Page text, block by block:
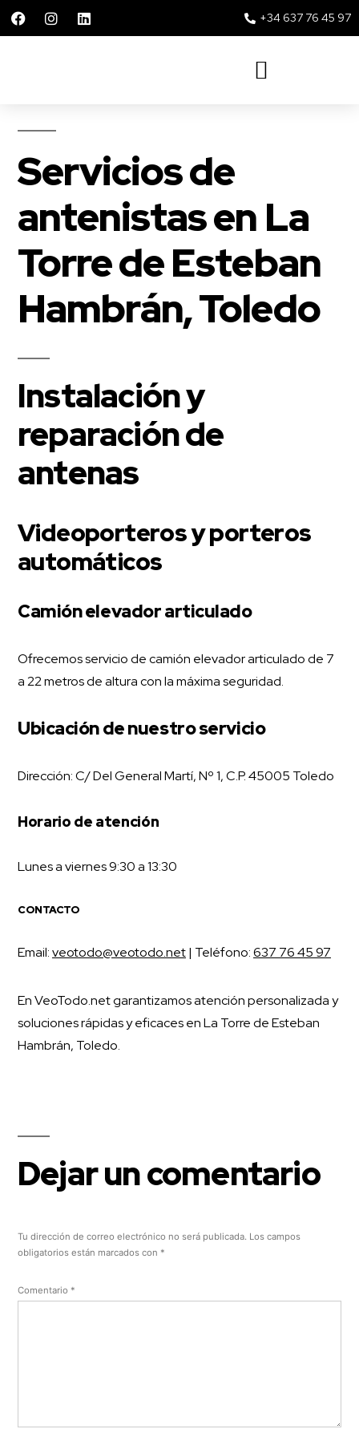
+34 637 76 45 97
Servicios de
antenistas en La
Torre de Esteban
Hambrán, Toledo
Instalación y
reparación de
antenas
Videoporteros y porteros
automáticos
Camión elevador articulado
Ofrecemos servicio de camión elevador articulado de 7
a 22 metros de altura con la máxima seguridad.
Ubicación de nuestro servicio
Dirección: C/ Del General Martí, Nº 1, C.P. 45005 Toledo
Horario de atención
Lunes a viernes 9:30 a 13:30
CONTACTO
Email:veotodo@veotodo.net| Teléfono:637 76 45 97
En VeoTodo.net garantizamos atención personalizada y
soluciones rápidas y eficaces en La Torre de Esteban
Hambrán, Toledo.
Dejar un comentario
Tu dirección de correo electrónico no será publicada. Los campos
obligatorios están marcados con *
Comentario *